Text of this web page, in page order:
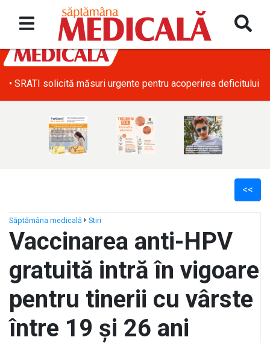
• SRATI solicită măsuri urgente pentru acoperirea deficitului
<<
Săptămâna medicală Stiri
Vaccinarea anti-HPV
gratuită intră în vigoare
pentru tinerii cu vârste
între 19 și 26 ani